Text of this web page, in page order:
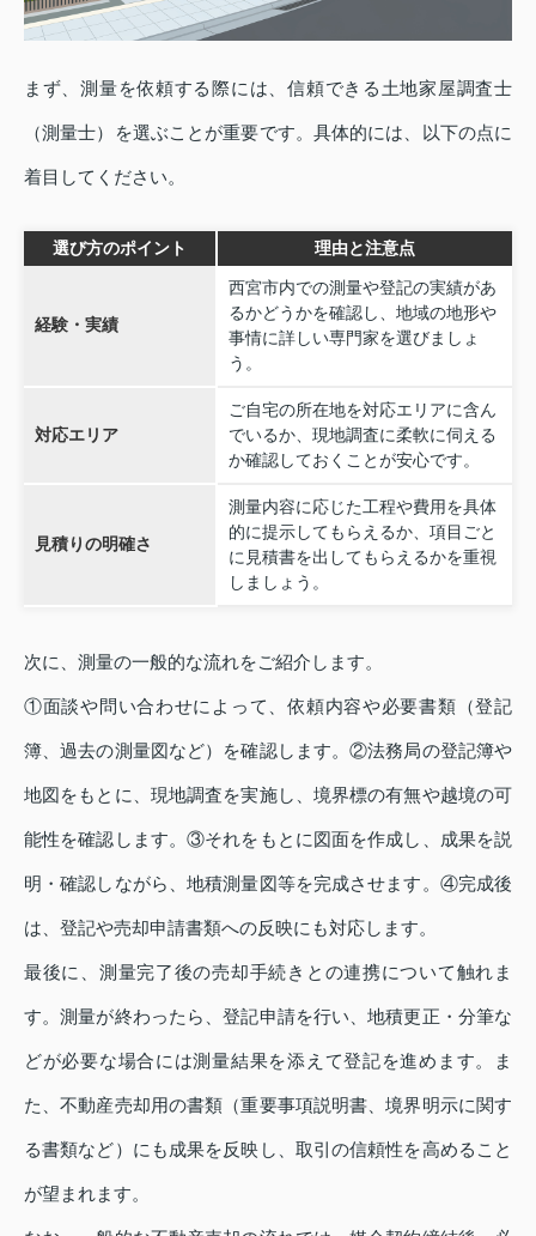
まず、測量を依頼する際には、信頼できる土地家屋調査士
（測量士）を選ぶことが重要です。具体的には、以下の点に
着目してください。
選び方のポイント 理由と注意点
経験・実績
西宮市内での測量や登記の実績があ
るかどうかを確認し、地域の地形や
事情に詳しい専門家を選びましょ
う。
対応エリア
ご自宅の所在地を対応エリアに含ん
でいるか、現地調査に柔軟に伺える
か確認しておくことが安心です。
見積りの明確さ
測量内容に応じた工程や費用を具体
的に提示してもらえるか、項目ごと
に見積書を出してもらえるかを重視
しましょう。
次に、測量の一般的な流れをご紹介します。
①面談や問い合わせによって、依頼内容や必要書類（登記
簿、過去の測量図など）を確認します。②法務局の登記簿や
地図をもとに、現地調査を実施し、境界標の有無や越境の可
能性を確認します。③それをもとに図面を作成し、成果を説
明・確認しながら、地積測量図等を完成させます。④完成後
は、登記や売却申請書類への反映にも対応します。
最後に、測量完了後の売却手続きとの連携について触れま
す。測量が終わったら、登記申請を行い、地積更正・分筆な
どが必要な場合には測量結果を添えて登記を進めます。ま
た、不動産売却用の書類（重要事項説明書、境界明示に関す
る書類など）にも成果を反映し、取引の信頼性を高めること
が望まれます。